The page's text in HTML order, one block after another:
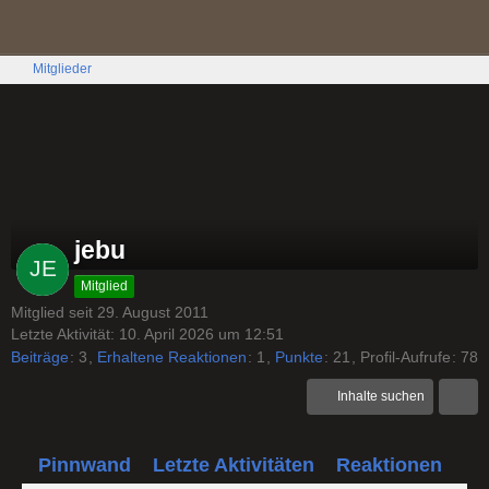
Mitglieder
jebu
Mitglied
Mitglied seit 29. August 2011
Letzte Aktivität: 10. April 2026 um 12:51
Beiträge
3 Erhaltene Reaktionen 1 Punkte 21 Profil-Aufrufe 78
Inhalte suchen
Pinnwand Letzte Aktivitäten Reaktionen